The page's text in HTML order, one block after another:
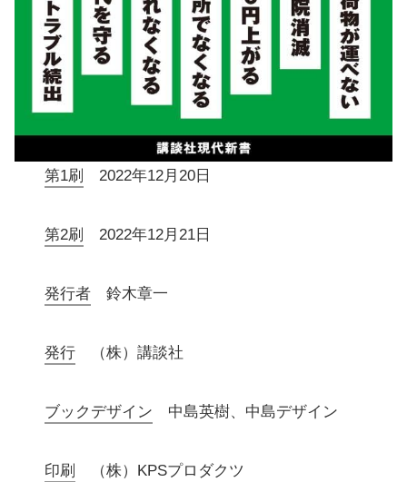
第1刷 2022年12月20日
第2刷 2022年12月21日
発行者 鈴木章一
発行 （株）講談社
ブックデザイン 中島英樹、中島デザイン
印刷 （株）KPSプロダクツ